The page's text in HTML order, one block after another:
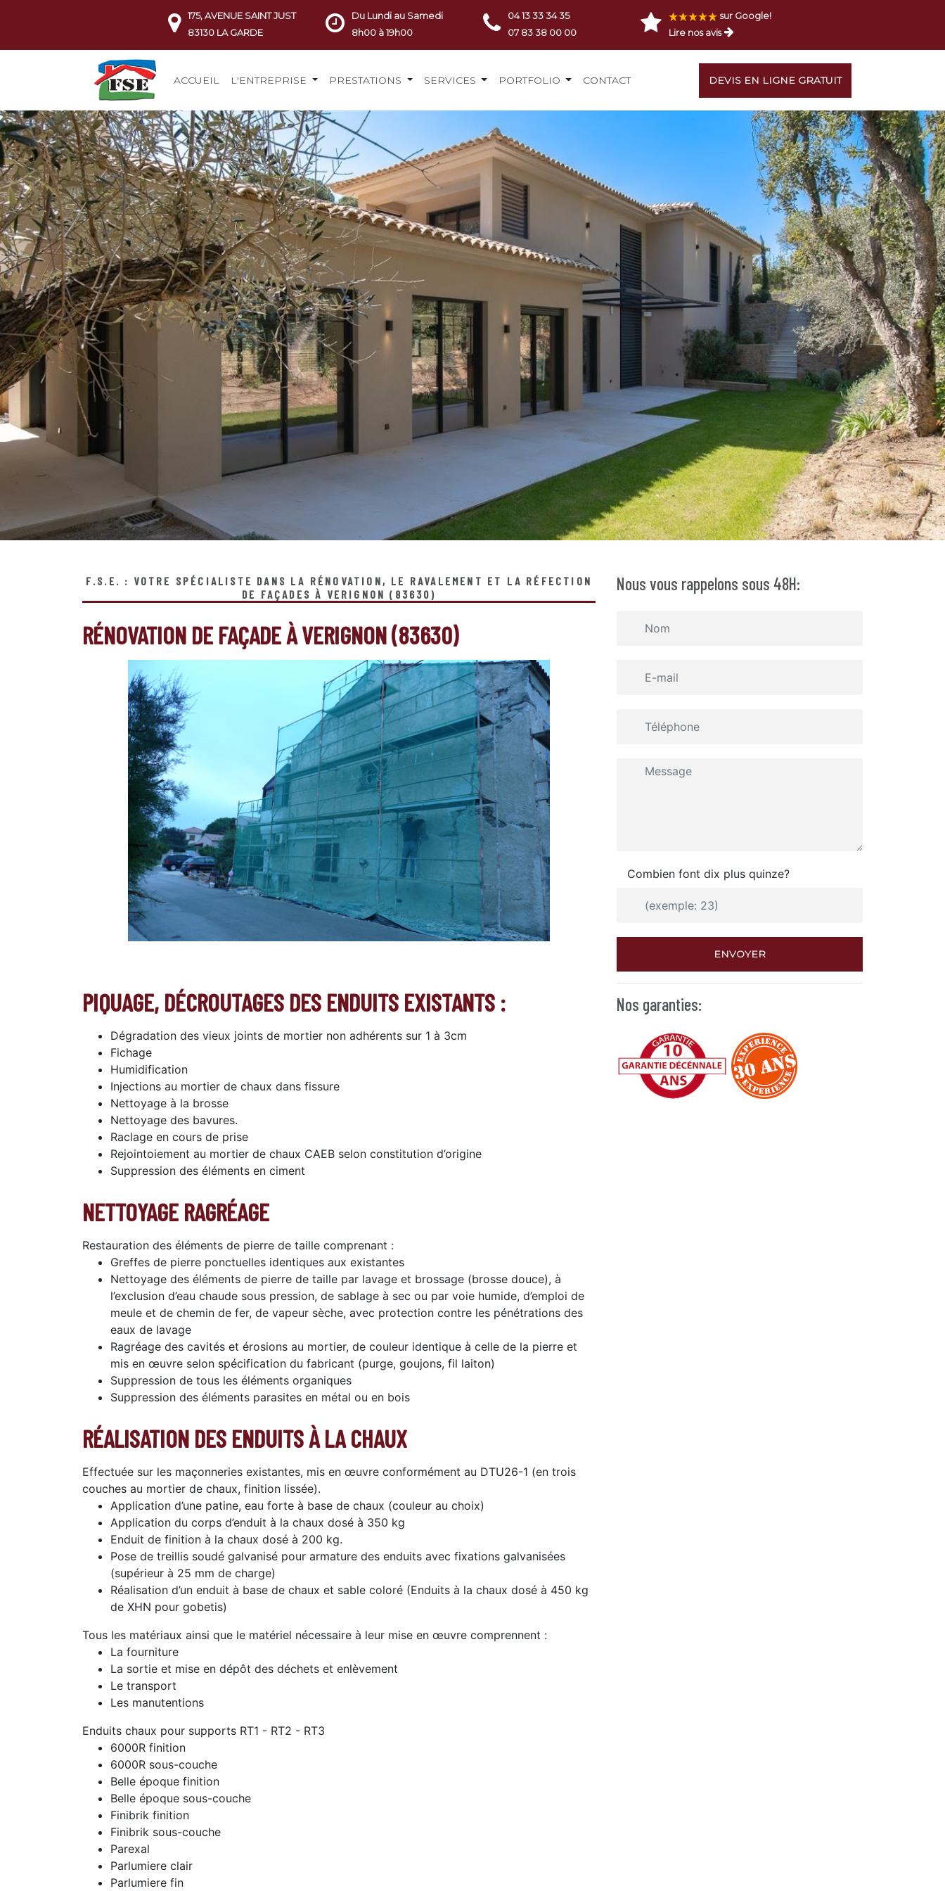
175, AVENUE SAINT JUST
83130 LA GARDE
Du Lundi au Samedi
8h00 à 19h00
04 13 33 34 35
07 83 38 00 00
sur Google!
Lire nos avis
ACCUEIL L'ENTREPRISE PRESTATIONS SERVICES PORTFOLIO CONTACT DEVIS EN LIGNE GRATUIT
F.S.E. : VOTRE SPÉCIALISTE DANS LA RÉNOVATION, LE RAVALEMENT ET LA RÉFECTION
DE FAÇADES À VERIGNON (83630)
RÉNOVATION DE FAÇADE À VERIGNON (83630)
PIQUAGE, DÉCROUTAGES DES ENDUITS EXISTANTS :
Dégradation des vieux joints de mortier non adhérents sur 1 à 3cm
Fichage
Humidification
Injections au mortier de chaux dans fissure
Nettoyage à la brosse
Nettoyage des bavures.
Raclage en cours de prise
Rejointoiement au mortier de chaux CAEB selon constitution d’origine
Suppression des éléments en ciment
NETTOYAGE RAGRÉAGE
Restauration des éléments de pierre de taille comprenant :
Greffes de pierre ponctuelles identiques aux existantes
Nettoyage des éléments de pierre de taille par lavage et brossage (brosse douce), à
l’exclusion d’eau chaude sous pression, de sablage à sec ou par voie humide, d’emploi de
meule et de chemin de fer, de vapeur sèche, avec protection contre les pénétrations des
eaux de lavage
Ragréage des cavités et érosions au mortier, de couleur identique à celle de la pierre et
mis en œuvre selon spécification du fabricant (purge, goujons, fil laiton)
Suppression de tous les éléments organiques
Suppression des éléments parasites en métal ou en bois
RÉALISATION DES ENDUITS À LA CHAUX
Effectuée sur les maçonneries existantes, mis en œuvre conformément au DTU26-1 (en trois
couches au mortier de chaux, finition lissée).
Application d’une patine, eau forte à base de chaux (couleur au choix)
Application du corps d’enduit à la chaux dosé à 350 kg
Enduit de finition à la chaux dosé à 200 kg.
Pose de treillis soudé galvanisé pour armature des enduits avec fixations galvanisées
(supérieur à 25 mm de charge)
Réalisation d’un enduit à base de chaux et sable coloré (Enduits à la chaux dosé à 450 kg
de XHN pour gobetis)
Tous les matériaux ainsi que le matériel nécessaire à leur mise en œuvre comprennent :
La fourniture
La sortie et mise en dépôt des déchets et enlèvement
Le transport
Les manutentions
Enduits chaux pour supports RT1 - RT2 - RT3
6000R finition
6000R sous-couche
Belle époque finition
Belle époque sous-couche
Finibrik finition
Finibrik sous-couche
Parexal
Parlumiere clair
Parlumiere fin
Nous vous rappelons sous 48H:
Combien font dix plus quinze?
ENVOYER
Nos garanties: